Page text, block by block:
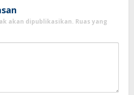
akan dipublikasikan. Ruas yang